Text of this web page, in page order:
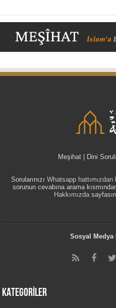
Meşihat | Dini
Sorularınızı Whatsapp hattımızdan
sorunun cevabına arama
Hakkımızda
Sosyal Medya
KATEGORİLER